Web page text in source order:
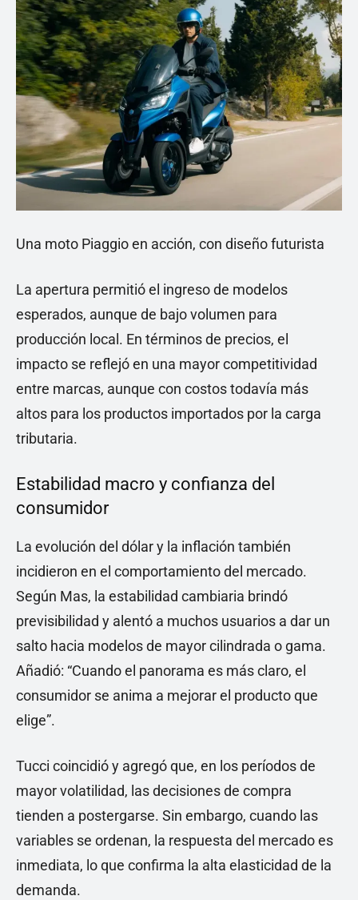
Una moto Piaggio en acción, con diseño futurista
La apertura permitió el ingreso de modelos
esperados, aunque de bajo volumen para
producción local. En términos de precios, el
impacto se reflejó en una mayor competitividad
entre marcas, aunque con costos todavía más
altos para los productos importados por la carga
tributaria.
Estabilidad macro y confianza del
consumidor
La evolución del dólar y la inflación también
incidieron en el comportamiento del mercado.
Según Mas, la estabilidad cambiaria brindó
previsibilidad y alentó a muchos usuarios a dar un
salto hacia modelos de mayor cilindrada o gama.
Añadió: “Cuando el panorama es más claro, el
consumidor se anima a mejorar el producto que
elige”.
Tucci coincidió y agregó que, en los períodos de
mayor volatilidad, las decisiones de compra
tienden a postergarse. Sin embargo, cuando las
variables se ordenan, la respuesta del mercado es
inmediata, lo que confirma la alta elasticidad de la
demanda.